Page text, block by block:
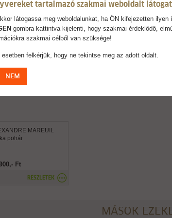
MAREUIL
pohár
Ft
RÉSZLETEK
MÁSOK
tartalmazó szakmai weboldalt
látogassa meg weboldalunkat, ha ÖN kifejezetten
gombra kattintva kijelenti, hogy szakmai érdeklődő,
szakmai célből van szüksége!
esetben felkérjük, hogy ne tekintse meg az adott oldalt.
NEM